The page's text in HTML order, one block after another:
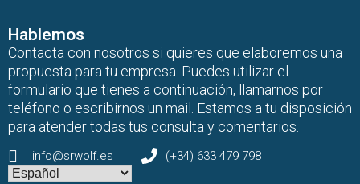
Hablemos
Contacta con nosotros si quieres que elaboremos una
propuesta para tu empresa. Puedes utilizar el
formulario que tienes a continuación, llamarnos por
teléfono o escribirnos un mail. Estamos a tu disposición
para atender todas tus consulta y comentarios.
info@srwolf.es (+34) 633 479 798